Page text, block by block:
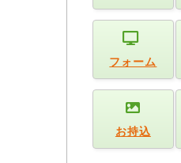
フォーム
お持込